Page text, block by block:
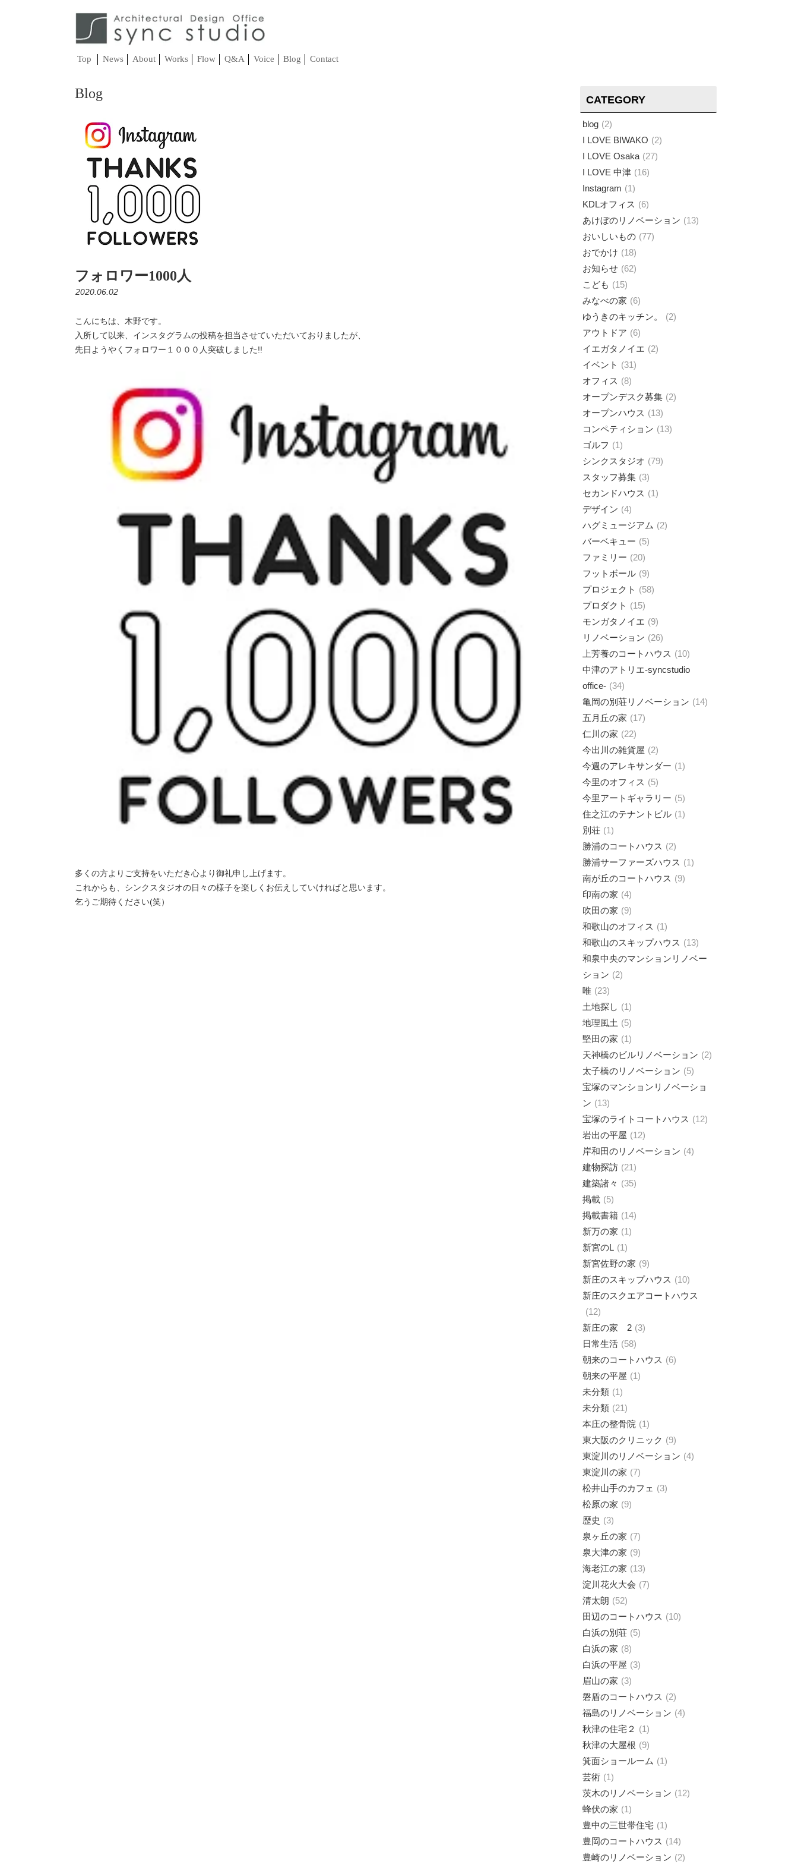
Top News About Works Flow Q&A Voice Blog Contact
Blog
フォロワー1000人
2020.06.02
こんにちは、木野です。
入所して以来、インスタグラムの投稿を担当させていただいておりましたが、
先日ようやくフォロワー１０００人突破しました!!
多くの方よりご支持をいただき心より御礼申し上げます。
これからも、シンクスタジオの日々の様子を楽しくお伝えしていければと思います。
乞うご期待ください(笑）
CATEGORY
blog
2
I LOVE BIWAKO
2
I LOVE Osaka
27
I LOVE 中津
16
Instagram
1
KDLオフィス
6
あけぼのリノベーション
13
おいしいもの 77
おでかけ
18
お知らせ
62
こども
15
みなべの家
6
ゆうきのキッチン。
2
アウトドア
6
イエガタノイエ
2
イベント
31
オフィス
8
オープンデスク募集
2
オープンハウス
13
コンペティション
13
ゴルフ
1
シンクスタジオ
79
スタッフ募集 3
セカンドハウス
1
デザイン
4
ハグミュージアム
2
バーベキュー
5
ファミリー
20
フットボール
9
プロジェクト
58
プロダクト
15
モンガタノイエ
9
リノベーション
26
上芳養のコートハウス
10
中津のアトリエ-syncstudio
office- 34
亀岡の別荘リノベーション
14
五月丘の家
17
仁川の家
22
今出川の雑貨屋
2
今週のアレキサンダー
1
今里のオフィス
5
今里アートギャラリー
5
住之江のテナントビル
1
別荘
1
勝浦のコートハウス
2
勝浦サーファーズハウス
1
南が丘のコートハウス
9
印南の家
4
吹田の家
9
和歌山のオフィス
1
和歌山のスキップハウス
13
和泉中央のマンションリノベー
ション
2
唯
23
土地探し
1
地理風土
5
堅田の家
1
天神橋のビルリノベーション
2
太子橋のリノベーション
5
宝塚のマンションリノベーショ
ン
13
宝塚のライトコートハウス
12
岩出の平屋
12
岸和田のリノベーション
4
建物探訪
21
建築諸々
35
掲載
5
掲載書籍
14
新万の家
1
新宮のL
1
新宮佐野の家
9
新庄のスキップハウス
10
新庄のスクエアコートハウス
12
新庄の家 2 3
日常生活
58
朝来のコートハウス
6
朝来の平屋
1
未分類
1
未分類
21
本庄の整骨院
1
東大阪のクリニック
9
東淀川のリノベーション
4
東淀川の家
7
松井山手のカフェ
3
松原の家
9
歴史
3
泉ヶ丘の家
7
泉大津の家
9
海老江の家
13
淀川花火大会
7
清太朗
52
田辺のコートハウス
10
白浜の別荘
5
白浜の家
8
白浜の平屋
3
眉山の家
3
磐盾のコートハウス
2
福島のリノベーション
4
秋津の住宅２
1
秋津の大屋根
9
箕面ショールーム
1
芸術
1
茨木のリノベーション
12
蜂伏の家
1
豊中の三世帯住宅
1
豊岡のコートハウス
14
豊崎のリノベーション
2